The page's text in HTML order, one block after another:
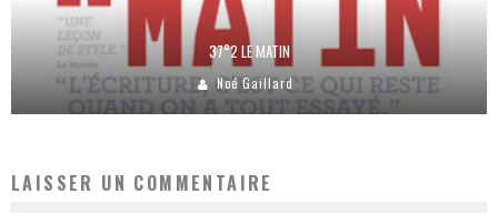
37°2 LE MATIN
Noé Gaillard
LAISSER UN COMMENTAIRE